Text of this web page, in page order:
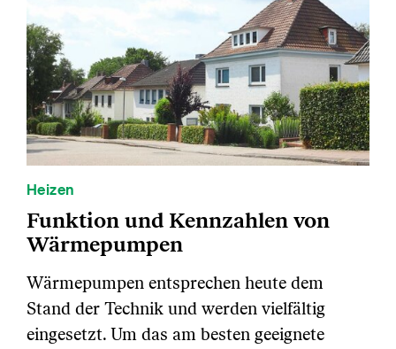
Heizen
Funktion und Kennzahlen von
Wärmepumpen
Wärmepumpen entsprechen heute dem
Stand der Technik und werden vielfältig
eingesetzt. Um das am besten geeignete